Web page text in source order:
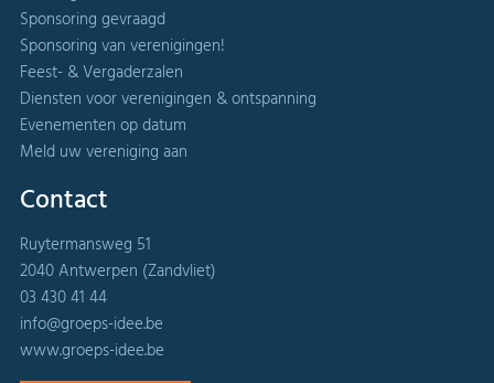
Sponsoring gevraagd
Sponsoring van verenigingen!
Feest- & Vergaderzalen
Diensten voor verenigingen & ontspanning
Evenementen op datum
Meld uw vereniging aan
Contact
Ruytermansweg 51
2040 Antwerpen (Zandvliet)
03 430 41 44
info@groeps-idee.be
www.groeps-idee.be